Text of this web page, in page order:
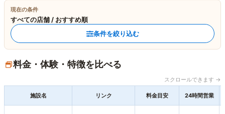
現在の条件
すべての店舗 / おすすめ順
条件を絞り込む
料金・体験・特徴を比べる
スクロールできます →
施設名 リンク 料金目安 24時間営業